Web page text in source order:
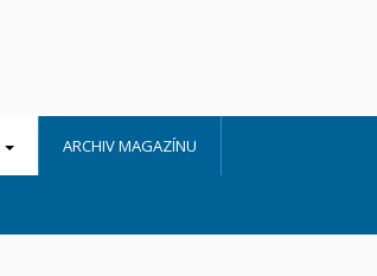
ARCHIV MAGAZÍNU